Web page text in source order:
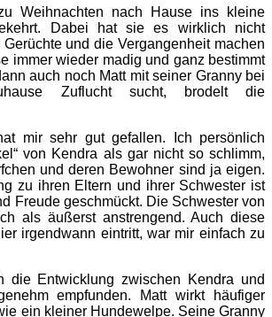
Weihnachten nach Hause ins kleine
Dabei hat sie es wirklich nicht
Gerüchte und die Vergangenheit machen
immer wieder madig und ganz bestimmt
auch noch Matt mit seiner Granny bei
Zuflucht sucht, brodelt die
mir sehr gut gefallen. Ich persönlich
von Kendra als gar nicht so schlimm,
und deren Bewohner sind ja eigen.
zu ihren Eltern und ihrer Schwester ist
Freude geschmückt. Die Schwester von
als äußerst anstrengend. Auch diese
irgendwann eintritt, war mir einfach zu
die Entwicklung zwischen Kendra und
empfunden. Matt wirkt häufiger
ein kleiner Hundewelpe. Seine Granny